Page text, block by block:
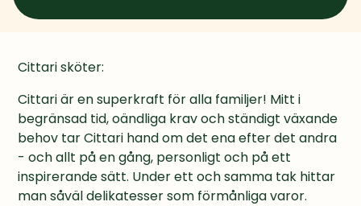
Cittari sköter:
Cittari är en superkraft för alla familjer! Mitt i
begränsad tid, oändliga krav och ständigt växande
behov tar Cittari hand om det ena efter det andra
- och allt på en gång, personligt och på ett
inspirerande sätt. Under ett och samma tak hittar
man såväl delikatesser som förmånliga varor.